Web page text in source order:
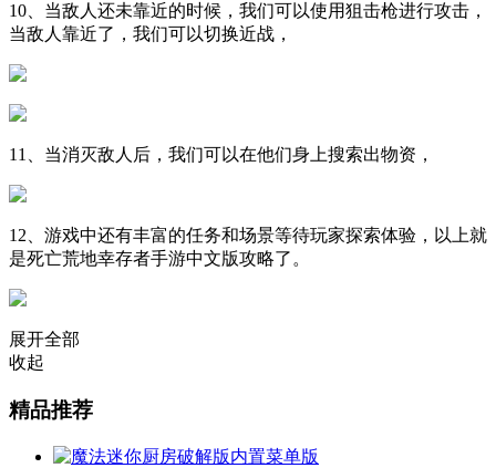
10、当敌人还未靠近的时候，我们可以使用狙击枪进行攻击，
当敌人靠近了，我们可以切换近战，
11、当消灭敌人后，我们可以在他们身上搜索出物资，
12、游戏中还有丰富的任务和场景等待玩家探索体验，以上就
是死亡荒地幸存者手游中文版攻略了。
展开全部
收起
精品推荐